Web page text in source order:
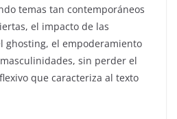
temas tan contemporáneos
el impacto de las
ghosting, el empoderamiento
sin perder el
que caracteriza al texto